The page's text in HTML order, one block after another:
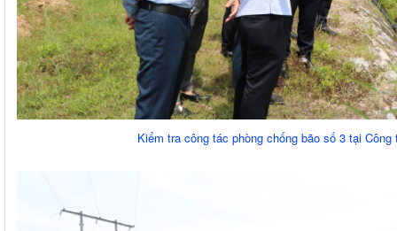
Kiểm tra công tác phòng chống bão số 3 tại Công